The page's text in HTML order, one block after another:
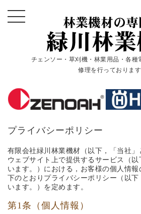
チェンソー・草刈機・林業用品・各種
修理を行っております
プライバシーポリシー
有限会社緑川林業機材（以下，「当社
ウェブサイト上で提供するサービス（
います。）における，お客様の個人情
下のとおりプライバシーポリシー（以
います。）を定めます。
第1条（個人情報）